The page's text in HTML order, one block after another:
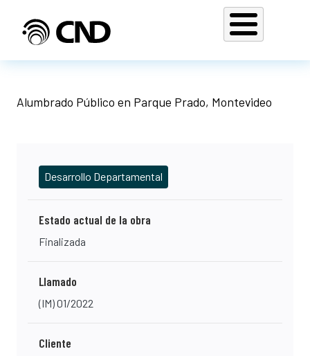
Alumbrado Público en Parque Prado, Montevideo
Desarrollo Departamental
Estado actual de la obra
Finalizada
Llamado
(IM) 01/2022
Cliente